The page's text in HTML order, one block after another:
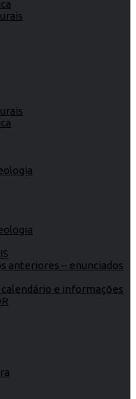
anteriores – enunciados
calendário e informações